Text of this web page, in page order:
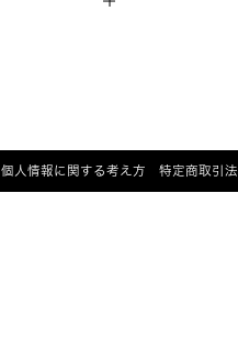
個人情報に関する考え方 特定商取引